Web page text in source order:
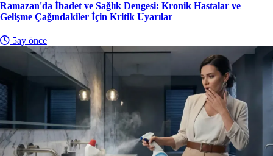
Ramazan'da İbadet ve Sağlık Dengesi: Kronik Hastalar ve
Gelişme Çağındakiler İçin Kritik Uyarılar
5ay önce